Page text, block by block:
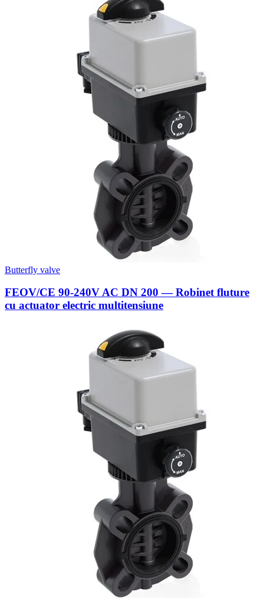
Butterfly valve
FEOV/CE 90-240V AC DN 200 — Robinet fluture
cu actuator electric multitensiune